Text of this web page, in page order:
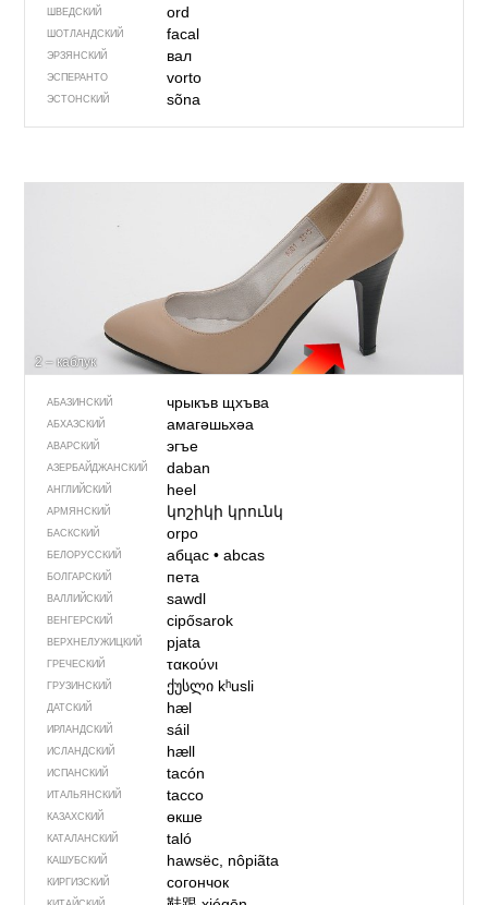
ШВЕДСКИЙ ord
ШОТЛАНДСКИЙ facal
ЭРЗЯНСКИЙ вал
ЭСПЕРАНТО vorto
ЭСТОНСКИЙ sõna
2 – каблук
АБАЗИНСКИЙ чрыкъв щхъва
АБХАЗСКИЙ амагәшьхәа
АВАРСКИЙ эгъе
АЗЕРБАЙДЖАН­СКИЙ daban
АНГЛИЙСКИЙ heel
АРМЯНСКИЙ կոշիկի կրունկ
БАСКСКИЙ orpo
БЕЛОРУССКИЙ абцас• abcas
БОЛГАРСКИЙ пета
ВАЛЛИЙСКИЙ sawdl
ВЕНГЕРСКИЙ cipősarok
ВЕРХНЕЛУЖИЦКИЙ pjata
ГРЕЧЕСКИЙ τακούνι
ГРУЗИНСКИЙ ქუსლი kʰusli
ДАТСКИЙ hæl
ИРЛАНДСКИЙ sáil
ИСЛАНДСКИЙ hæll
ИСПАНСКИЙ tacón
ИТАЛЬЯНСКИЙ tacco
КАЗАХСКИЙ өкше
КАТАЛАНСКИЙ taló
КАШУБСКИЙ hawsëc, nôpiãta
КИРГИЗСКИЙ согончок